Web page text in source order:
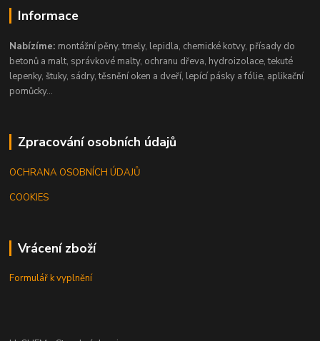
Informace
Nabízíme: montážní pěny, tmely, lepidla, chemické kotvy, přísady do
betonů a malt, správkové malty, ochranu dřeva, hydroizolace, tekuté
lepenky, štuky, sádry, těsnění oken a dveří, lepící pásky a fólie, aplikační
pomůcky...
Zpracování osobních údajů
OCHRANA OSOBNÍCH ÚDAJŮ
COOKIES
Vrácení zboží
Formulář k vyplnění